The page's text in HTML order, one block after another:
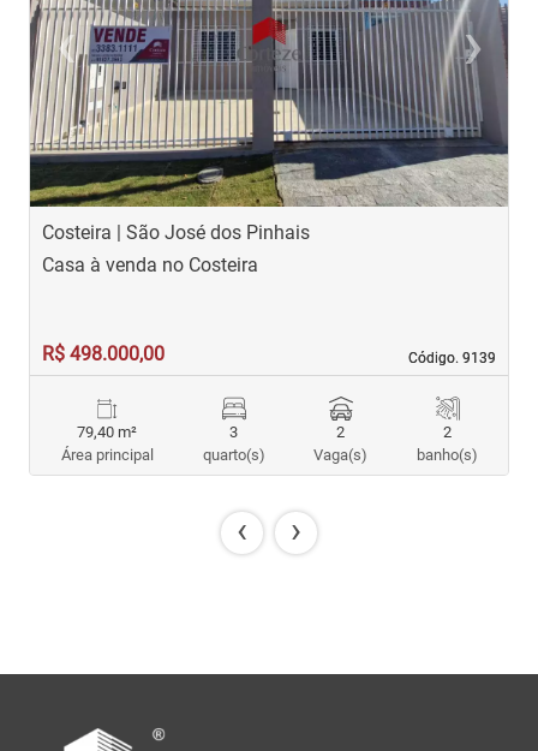
‹Previous ›Next
Costeira | São José dos Pinhais
Código. 9139
Código. 9139
Casa à venda no Costeira
R$ 498.000,00
79,40 m²
Área principal
3
quarto(s)
2
Vaga(s)
2
banho(s)
‹ ›